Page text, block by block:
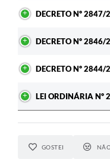
DECRETO Nº 2847/
DECRETO Nº 2846/
DECRETO Nº 2844/
LEI ORDINÁRIA Nº
GOSTEI